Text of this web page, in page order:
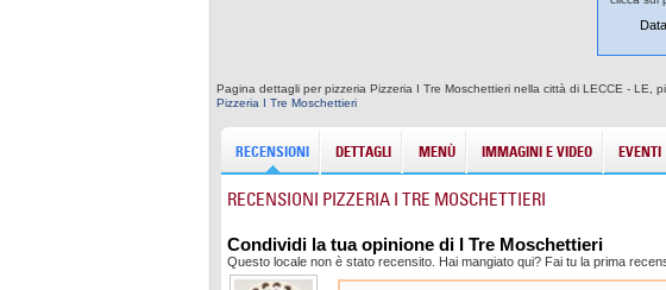
Data
Pagina dettagli per pizzeria Pizzeria I Tre Moschettieri nella città di LECCE -
Pizzeria I Tre Moschettieri
RECENSIONI DETTAGLI MENÙ IMMAGINI E VIDEO EVENTI
RECENSIONI PIZZERIA I TRE MOSCHETTIERI
Condividi la tua opinione di I Tre Moschettieri
Questo locale non è stato recensito. Hai mangiato qui? Fai tu la prima